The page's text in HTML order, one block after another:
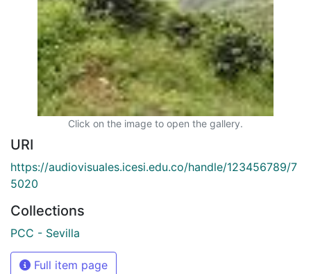
Click on the image to open the gallery.
URI
https://audiovisuales.icesi.edu.co/handle/123456789/7
5020
Collections
PCC - Sevilla
Full item page